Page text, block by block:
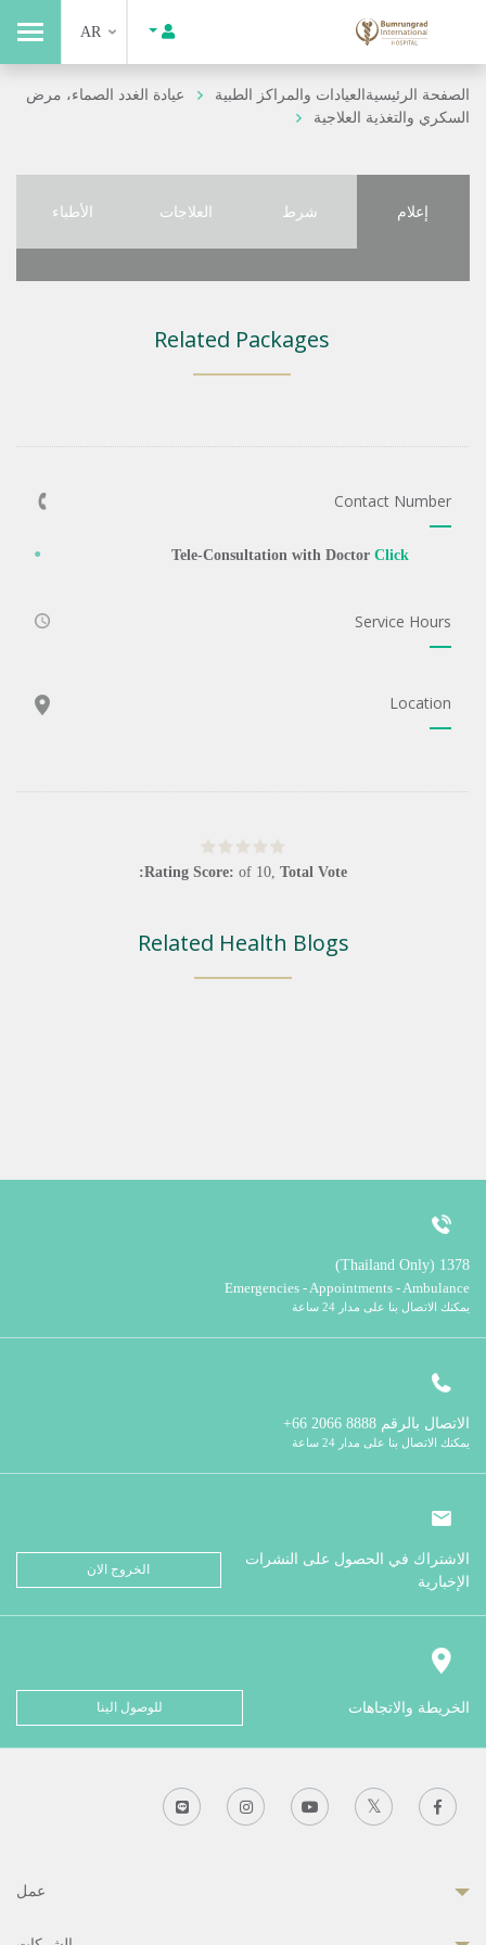
AR
الصفحة الرئيسيةالعيادات والمراكز الطبية
عيادة الغدد الصماء، مرض
السكري والتغذية العلاجية
إعلام شرط العلاجات الأطباء
Related Packages
Contact Number
Tele-Consultation with Doctor Click
Service Hours
Location
Rating Score: of 10, Total Vote:
Related Health Blogs
1378 (Thailand Only)
Emergencies - Appointments - Ambulance
يمكنك الاتصال بنا على مدار 24 ساعة
الاتصال بالرقم
يمكنك الاتصال بنا على مدار 24 ساعة
الاشتراك في الحصول على النشرات
الإخبارية
الخروج الان
الخريطة والاتجاهات للوصول الينا
عمل